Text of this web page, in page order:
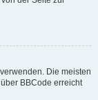
Die meisten
BBCode erreicht